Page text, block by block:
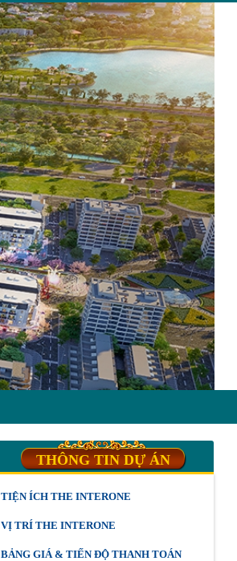
THÔNG TIN DỰ ÁN
TIỆN ÍCH THE INTERONE
VỊ TRÍ THE INTERONE
BẢNG GIÁ & TIẾN ĐỘ THANH TOÁN